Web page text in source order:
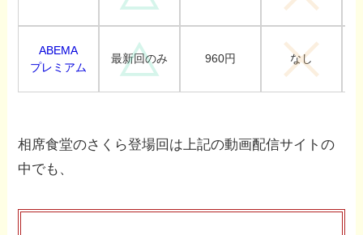
ABEMA
プレミアム
最新回のみ 960円 なし
相席食堂のさくら登場回は上記の動画配信サイトの
中でも、